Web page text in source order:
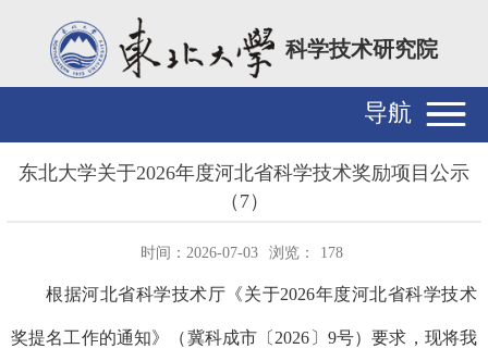
科学技术研究院
导航
东北大学关于2026年度河北省科学技术奖励项目公示
（7）
时间：2026-07-03 浏览： 178
根据河北省科学技术厅《关于2026年度河北省科学技术
奖提名工作的通知》（冀科成市〔2026〕9号）要求，现将我